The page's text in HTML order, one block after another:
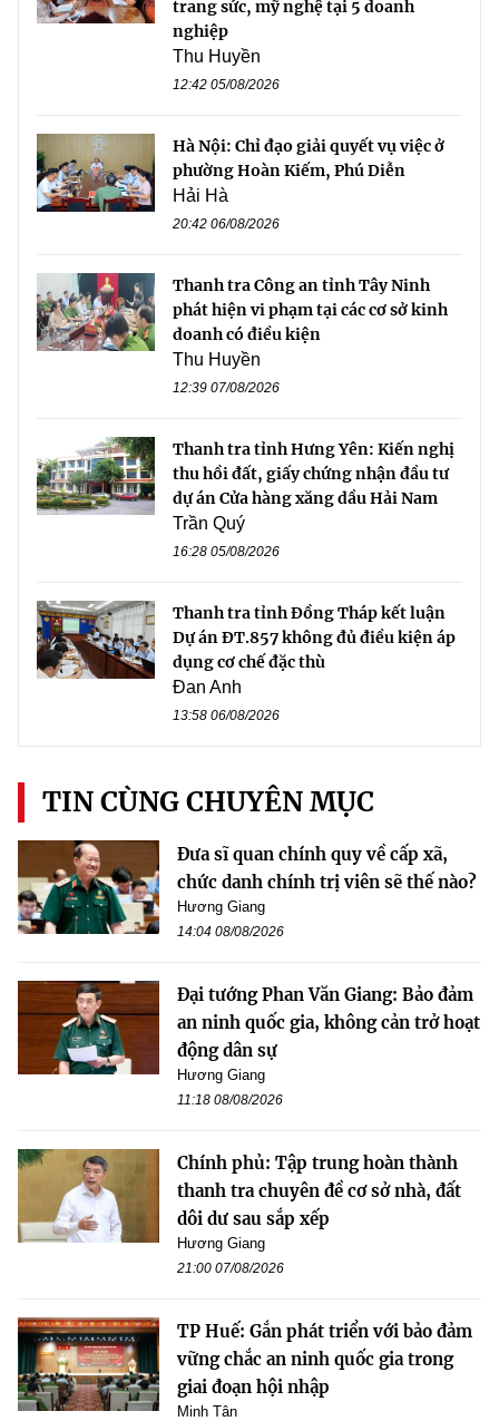
trang sức, mỹ nghệ tại 5 doanh
nghiệp
Thu Huyền
12:42 05/08/2026
Hà Nội: Chỉ đạo giải quyết vụ việc ở
phường Hoàn Kiếm, Phú Diễn
Hải Hà
20:42 06/08/2026
Thanh tra Công an tỉnh Tây Ninh
phát hiện vi phạm tại các cơ sở kinh
doanh có điều kiện
Thu Huyền
12:39 07/08/2026
Thanh tra tỉnh Hưng Yên: Kiến nghị
thu hồi đất, giấy chứng nhận đầu tư
dự án Cửa hàng xăng dầu Hải Nam
Trần Quý
16:28 05/08/2026
Thanh tra tỉnh Đồng Tháp kết luận
Dự án ĐT.857 không đủ điều kiện áp
dụng cơ chế đặc thù
Đan Anh
13:58 06/08/2026
TIN CÙNG CHUYÊN MỤC
Đưa sĩ quan chính quy về cấp xã,
chức danh chính trị viên sẽ thế nào?
Hương Giang
14:04 08/08/2026
Đại tướng Phan Văn Giang: Bảo đảm
an ninh quốc gia, không cản trở hoạt
động dân sự
Hương Giang
11:18 08/08/2026
Chính phủ: Tập trung hoàn thành
thanh tra chuyên đề cơ sở nhà, đất
dôi dư sau sắp xếp
Hương Giang
21:00 07/08/2026
TP Huế: Gắn phát triển với bảo đảm
vững chắc an ninh quốc gia trong
giai đoạn hội nhập
Minh Tân